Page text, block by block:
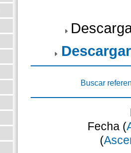
Buscar
Fecha (
(